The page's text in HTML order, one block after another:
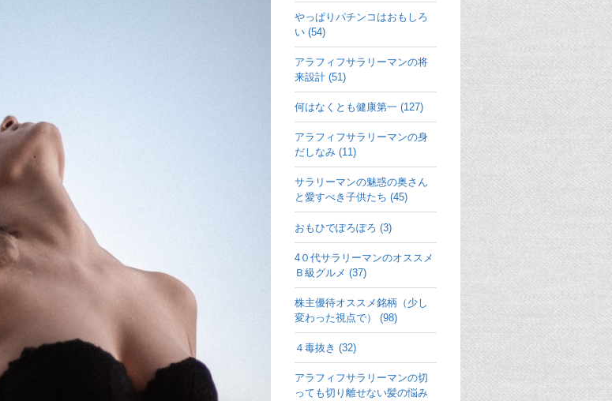
やっぱりパチンコはおもしろ
い (54)
アラフィフサラリーマンの将
来設計 (51)
何はなくとも健康第一 (127)
アラフィフサラリーマンの身
だしなみ (11)
サラリーマンの魅惑の奥さん
と愛すべき子供たち (45)
おもひでぽろぽろ (3)
4０代サラリーマンのオススメ
Ｂ級グルメ (37)
株主優待オススメ銘柄（少し
変わった視点で） (98)
４毒抜き (32)
アラフィフサラリーマンの切
っても切り離せない髪の悩み